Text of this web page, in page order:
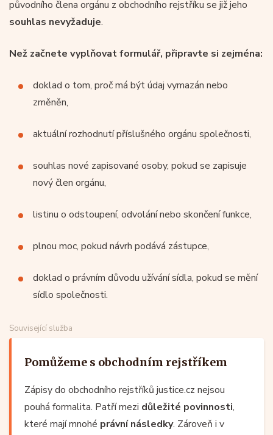
původního člena orgánu z obchodního rejstříku se již jeho
souhlas nevyžaduje.
Než začnete vyplňovat formulář, připravte si zejména:
doklad o tom, proč má být údaj vymazán nebo
změněn,
aktuální rozhodnutí příslušného orgánu společnosti,
souhlas nové zapisované osoby, pokud se zapisuje
nový člen orgánu,
listinu o odstoupení, odvolání nebo skončení funkce,
plnou moc, pokud návrh podává zástupce,
doklad o právním důvodu užívání sídla, pokud se mění
sídlo společnosti.
Související služba
Pomůžeme s obchodním rejstříkem
Zápisy do obchodního rejstříků justice.cz nejsou
pouhá formalita. Patří mezi důležité povinnosti,
které mají mnohé právní následky. Zároveň i v